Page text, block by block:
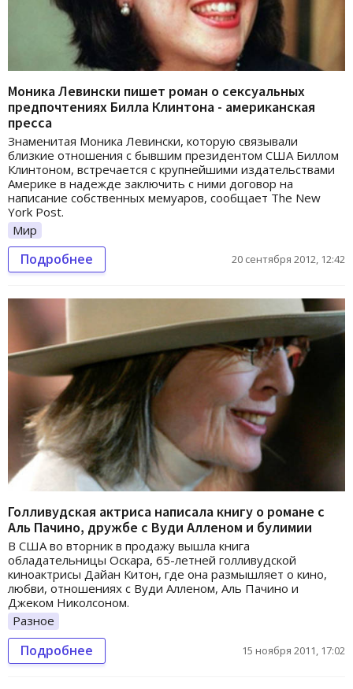
Моника Левински пишет роман о сексуальных
предпочтениях Билла Клинтона - американская
пресса
Знаменитая Моника Левински, которую связывали
близкие отношения с бывшим президентом США Биллом
Клинтоном, встречается с крупнейшими издательствами
Америке в надежде заключить с ними договор на
написание собственных мемуаров, сообщает The New
York Post.
Мир
Подробнее 20 сентября 2012, 12:42
Голливудская актриса написала книгу о романе с
Аль Пачино, дружбе с Вуди Алленом и булимии
В США во вторник в продажу вышла книга
обладательницы Оскара, 65-летней голливудской
киноактрисы Дайан Китон, где она размышляет о кино,
любви, отношениях с Вуди Алленом, Аль Пачино и
Джеком Николсоном.
Разное
Подробнее 15 ноября 2011, 17:02